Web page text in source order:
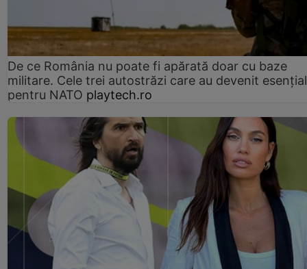
De ce România nu poate fi apărată doar cu baze
militare. Cele trei autostrăzi care au devenit
pentru NATO playtech.ro